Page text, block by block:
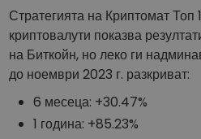
Стратегията на Криптомат
криптовалути показва
на Биткойн, но леко ги
до ноември 2023 г. разкриват:
6 месеца: +30.47%
1 година: +85.23%